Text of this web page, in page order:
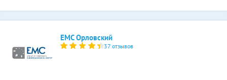
ЕМС Орловский
37 отзывов